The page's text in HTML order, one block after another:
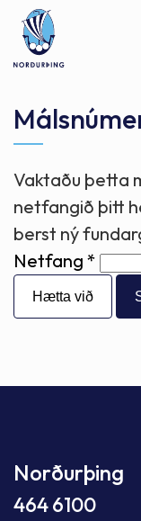
Leita
Vaktaðu þetta
netfangið þitt
berst ný
Netfang
Hætta við
Norðurþing
464 6100